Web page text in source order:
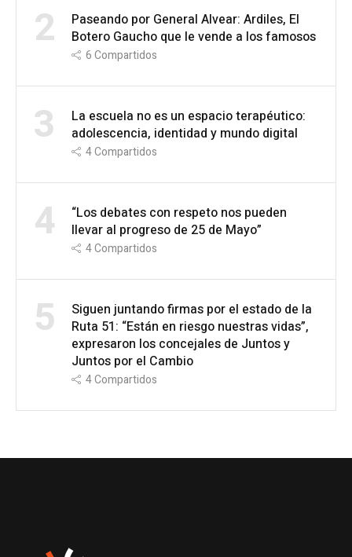
2
Paseando por General Alvear: Ardiles, El
Botero Gaucho que le vende a los famosos
6Compartidos
3
La escuela no es un espacio terapéutico:
adolescencia, identidad y mundo digital
4Compartidos
4
“Los debates con respeto nos pueden
llevar al progreso de 25 de Mayo”
4Compartidos
5
Siguen juntando firmas por el estado de la
Ruta 51: “Están en riesgo nuestras vidas”,
expresaron los concejales de Juntos y
Juntos por el Cambio
4Compartidos